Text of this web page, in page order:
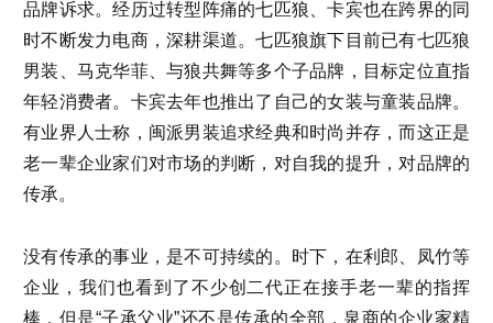
品牌诉求。经历过转型阵痛的七匹狼、卡宾也在跨界的同
时不断发力电商，深耕渠道。七匹狼旗下目前已有七匹狼
男装、马克华菲、与狼共舞等多个子品牌，目标定位直指
年轻消费者。卡宾去年也推出了自己的女装与童装品牌。
有业界人士称，闽派男装追求经典和时尚并存，而这正是
老一辈企业家们对市场的判断，对自我的提升，对品牌的
传承。
没有传承的事业，是不可持续的。时下，在利郎、凤竹等
企业，我们也看到了不少创二代正在接手老一辈的指挥
棒，但是“子承父业”还不是传承的全部，泉商的企业家精